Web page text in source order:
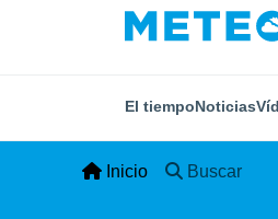
El tiempoNoticias
Inicio Buscar